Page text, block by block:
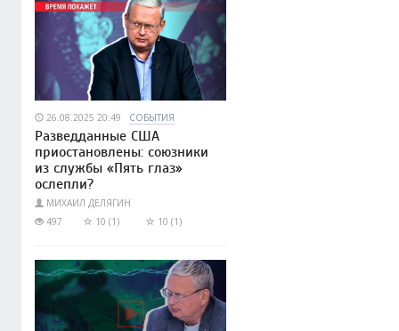
26.08.2025 20:49 СОБЫТИЯ
Разведданные США
приостановлены: союзники
из службы «Пять глаз»
ослепли?
МИХАИЛ ДЕЛЯГИН
497
10 (1) 10 (1)